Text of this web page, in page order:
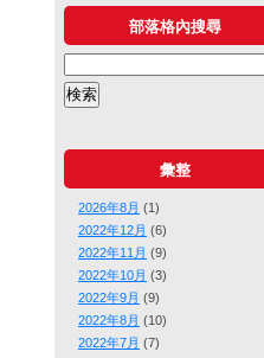
部落格內搜尋
彙整
2026年8月 (1)
2022年12月 (6)
2022年11月 (9)
2022年10月 (3)
2022年9月 (9)
2022年8月 (10)
2022年7月 (7)